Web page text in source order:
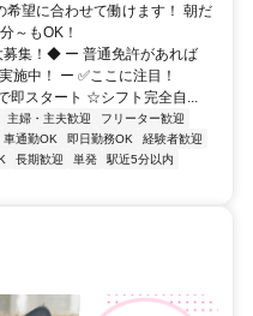
希望に合わせて働けます！ 朝だ
～もOK！
集！◆ ー 普通免許があれば
中！ ー ✅ここに注目！
スタート ☆シフト完全自...
主婦・主夫歓迎
フリーター歓迎
車通勤OK 即日勤務OK
経験者歓迎
長期歓迎 単発
駅近5分以内